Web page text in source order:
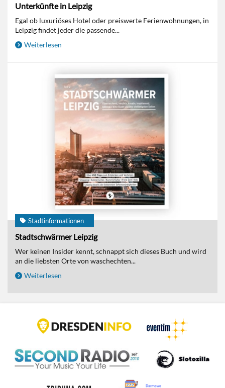
Unterkünfte in Leipzig
Egal ob luxuriöses Hotel oder preiswerte Ferienwohnungen, in
Leipzig findet jeder die passende...
Weiterlesen
Stadtinformationen
Stadtschwärmer Leipzig
Wer keinen Insider kennt, schnappt sich dieses Buch und wird
an die liebsten Orte von waschechten...
Weiterlesen